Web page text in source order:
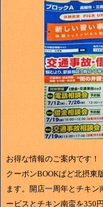
お得な情報のご案内です！
クーポンBOOKぱど北摂東
ます。開店一周年とチキ
ービスとチキン南蛮を350